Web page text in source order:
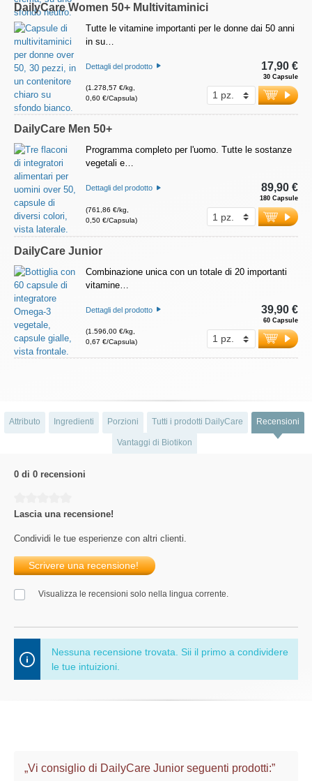
DailyCare Women 50+ Multivitaminici
Tutte le vitamine importanti per le donne dai 50 anni
in su…
Dettagli del prodotto
(1.278,57 €/kg,
0,60 €/Capsula)
30 Capsule
17,90 €
DailyCare Men 50+
Programma completo per l'uomo. Tutte le sostanze
vegetali e…
Dettagli del prodotto
(761,86 €/kg,
0,50 €/Capsula)
180 Capsule
89,90 €
DailyCare Junior
Combinazione unica con un totale di 20 importanti
vitamine…
Dettagli del prodotto
(1.596,00 €/kg,
0,67 €/Capsula)
60 Capsule
39,90 €
Attributo Ingredienti Porzioni Tutti i prodotti DailyCare Recensioni
Vantaggi di Biotikon
0 di 0 recensioni
Lascia una recensione!
Condividi le tue esperienze con altri clienti.
Scrivere una recensione!
Visualizza le recensioni solo nella lingua corrente.
Nessuna recensione trovata. Sii il primo a condividere
le tue intuizioni.
„Vi consiglio di DailyCare Junior seguenti prodotti:”